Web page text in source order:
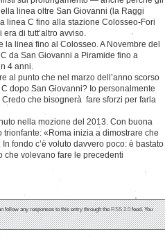
linea oltre San Giovanni (la Raggi
linea C fino alla stazione Colosseo-Fori
di tutt’altro avviso.
linea fino al Colosseo. A Novembre del
da San Giovanni a Piramide fino a
4 anni.
al punto che nel marzo dell’anno scorso
dopo San Giovanni? Io personalmente
che bisognerà fare sforzi per farla
nella mozione del 2013. Con buona
«Roma inizia a dimostrare che
fondo c’è voluto davvero poco: è bastato
che volevano fare le precedenti
follow any responses to this entry through theRSS 2.0feed. You